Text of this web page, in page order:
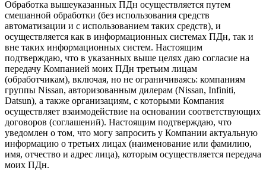
Обработка вышеуказанных ПДн осуществляется путем
смешанной обработки (без использования средств
автоматизации и с использованием таких средств), и
осуществляется как в информационных системах ПДн, так и
вне таких информационных систем. Настоящим
подтверждаю, что в указанных выше целях даю согласие на
передачу Компанией моих ПДн третьим лицам
(обработчикам), включая, но не ограничиваясь: компаниям
группы Nissan, авторизованным дилерам (Nissan, Infiniti,
Datsun), а также организациям, с которыми Компания
осуществляет взаимодействие на основании соответствующих
договоров (соглашений). Настоящим подтверждаю, что
уведомлен о том, что могу запросить у Компании актуальную
информацию о третьих лицах (наименование или фамилию,
имя, отчество и адрес лица), которым осуществляется передача
моих ПДн.